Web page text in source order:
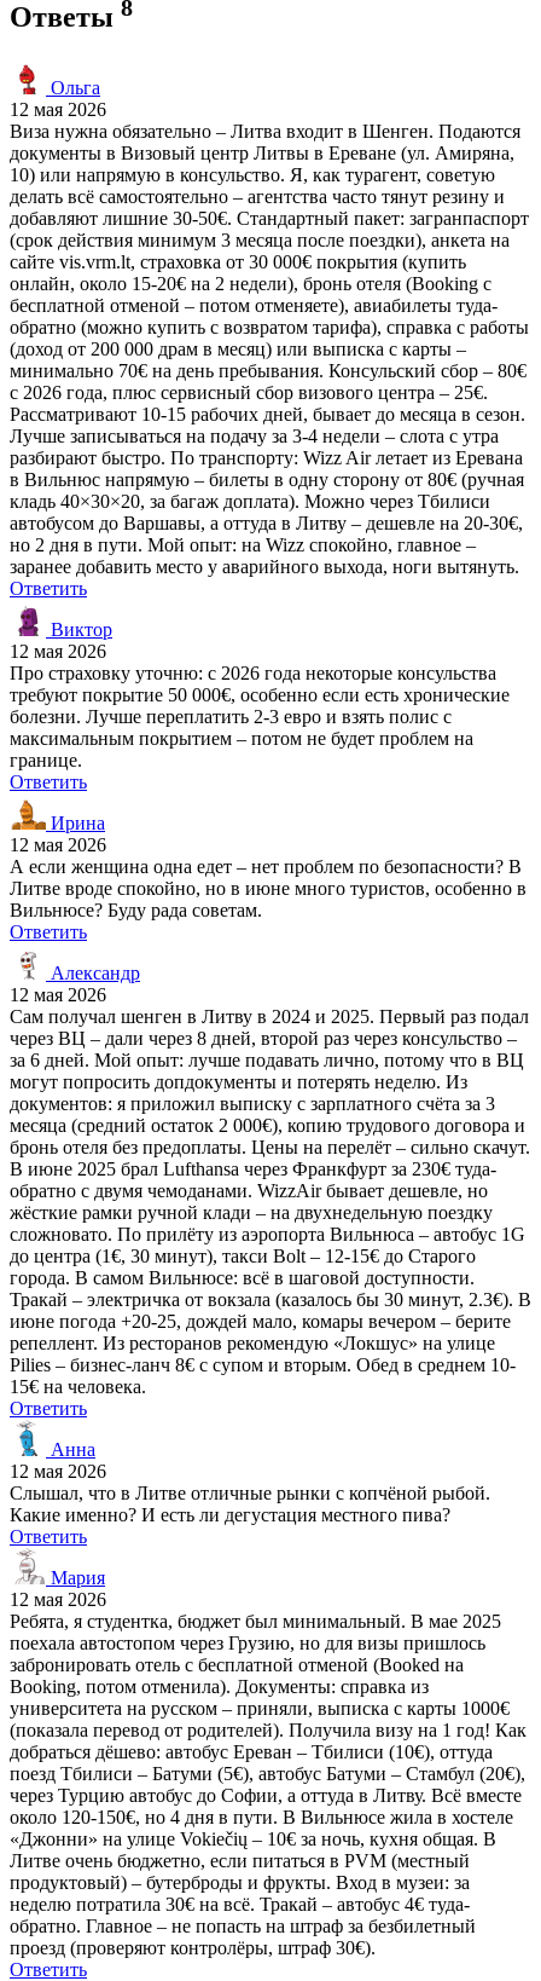
Ответы 8
Ольга
12 мая 2026
Виза нужна обязательно – Литва входит в Шенген. Подаются
документы в Визовый центр Литвы в Ереване (ул. Амиряна,
10) или напрямую в консульство. Я, как турагент, советую
делать всё самостоятельно – агентства часто тянут резину и
добавляют лишние 30-50€. Стандартный пакет: загранпаспорт
(срок действия минимум 3 месяца после поездки), анкета на
сайте vis.vrm.lt, страховка от 30 000€ покрытия (купить
онлайн, около 15-20€ на 2 недели), бронь отеля (Booking с
бесплатной отменой – потом отменяете), авиабилеты туда-
обратно (можно купить с возвратом тарифа), справка с работы
(доход от 200 000 драм в месяц) или выписка с карты –
минимально 70€ на день пребывания. Консульский сбор – 80€
с 2026 года, плюс сервисный сбор визового центра – 25€.
Рассматривают 10-15 рабочих дней, бывает до месяца в сезон.
Лучше записываться на подачу за 3-4 недели – слота с утра
разбирают быстро. По транспорту: Wizz Air летает из Еревана
в Вильнюс напрямую – билеты в одну сторону от 80€ (ручная
кладь 40×30×20, за багаж доплата). Можно через Тбилиси
автобусом до Варшавы, а оттуда в Литву – дешевле на 20-30€,
но 2 дня в пути. Мой опыт: на Wizz спокойно, главное –
заранее добавить место у аварийного выхода, ноги вытянуть.
Ответить
Виктор
12 мая 2026
Про страховку уточню: с 2026 года некоторые консульства
требуют покрытие 50 000€, особенно если есть хронические
болезни. Лучше переплатить 2-3 евро и взять полис с
максимальным покрытием – потом не будет проблем на
границе.
Ответить
Ирина
12 мая 2026
А если женщина одна едет – нет проблем по безопасности? В
Литве вроде спокойно, но в июне много туристов, особенно в
Вильнюсе? Буду рада советам.
Ответить
Александр
12 мая 2026
Сам получал шенген в Литву в 2024 и 2025. Первый раз подал
через ВЦ – дали через 8 дней, второй раз через консульство –
за 6 дней. Мой опыт: лучше подавать лично, потому что в ВЦ
могут попросить допдокументы и потерять неделю. Из
документов: я приложил выписку с зарплатного счёта за 3
месяца (средний остаток 2 000€), копию трудового договора и
бронь отеля без предоплаты. Цены на перелёт – сильно скачут.
В июне 2025 брал Lufthansa через Франкфурт за 230€ туда-
обратно с двумя чемоданами. WizzAir бывает дешевле, но
жёсткие рамки ручной клади – на двухнедельную поездку
сложновато. По прилёту из аэропорта Вильнюса – автобус 1G
до центра (1€, 30 минут), такси Bolt – 12-15€ до Старого
города. В самом Вильнюсе: всё в шаговой доступности.
Тракай – электричка от вокзала (казалось бы 30 минут, 2.3€). В
июне погода +20-25, дождей мало, комары вечером – берите
репеллент. Из ресторанов рекомендую «Локшус» на улице
Pilies – бизнес-ланч 8€ с супом и вторым. Обед в среднем 10-
15€ на человека.
Ответить
Анна
12 мая 2026
Слышал, что в Литве отличные рынки с копчёной рыбой.
Какие именно? И есть ли дегустация местного пива?
Ответить
Мария
12 мая 2026
Ребята, я студентка, бюджет был минимальный. В мае 2025
поехала автостопом через Грузию, но для визы пришлось
забронировать отель с бесплатной отменой (Booked на
Booking, потом отменила). Документы: справка из
университета на русском – приняли, выписка с карты 1000€
(показала перевод от родителей). Получила визу на 1 год! Как
добраться дёшево: автобус Ереван – Тбилиси (10€), оттуда
поезд Тбилиси – Батуми (5€), автобус Батуми – Стамбул (20€),
через Турцию автобус до Софии, а оттуда в Литву. Всё вместе
около 120-150€, но 4 дня в пути. В Вильнюсе жила в хостеле
«Джонни» на улице Vokiečių – 10€ за ночь, кухня общая. В
Литве очень бюджетно, если питаться в PVM (местный
продуктовый) – бутерброды и фрукты. Вход в музеи: за
неделю потратила 30€ на всё. Тракай – автобус 4€ туда-
обратно. Главное – не попасть на штраф за безбилетный
проезд (проверяют контролёры, штраф 30€).
Ответить